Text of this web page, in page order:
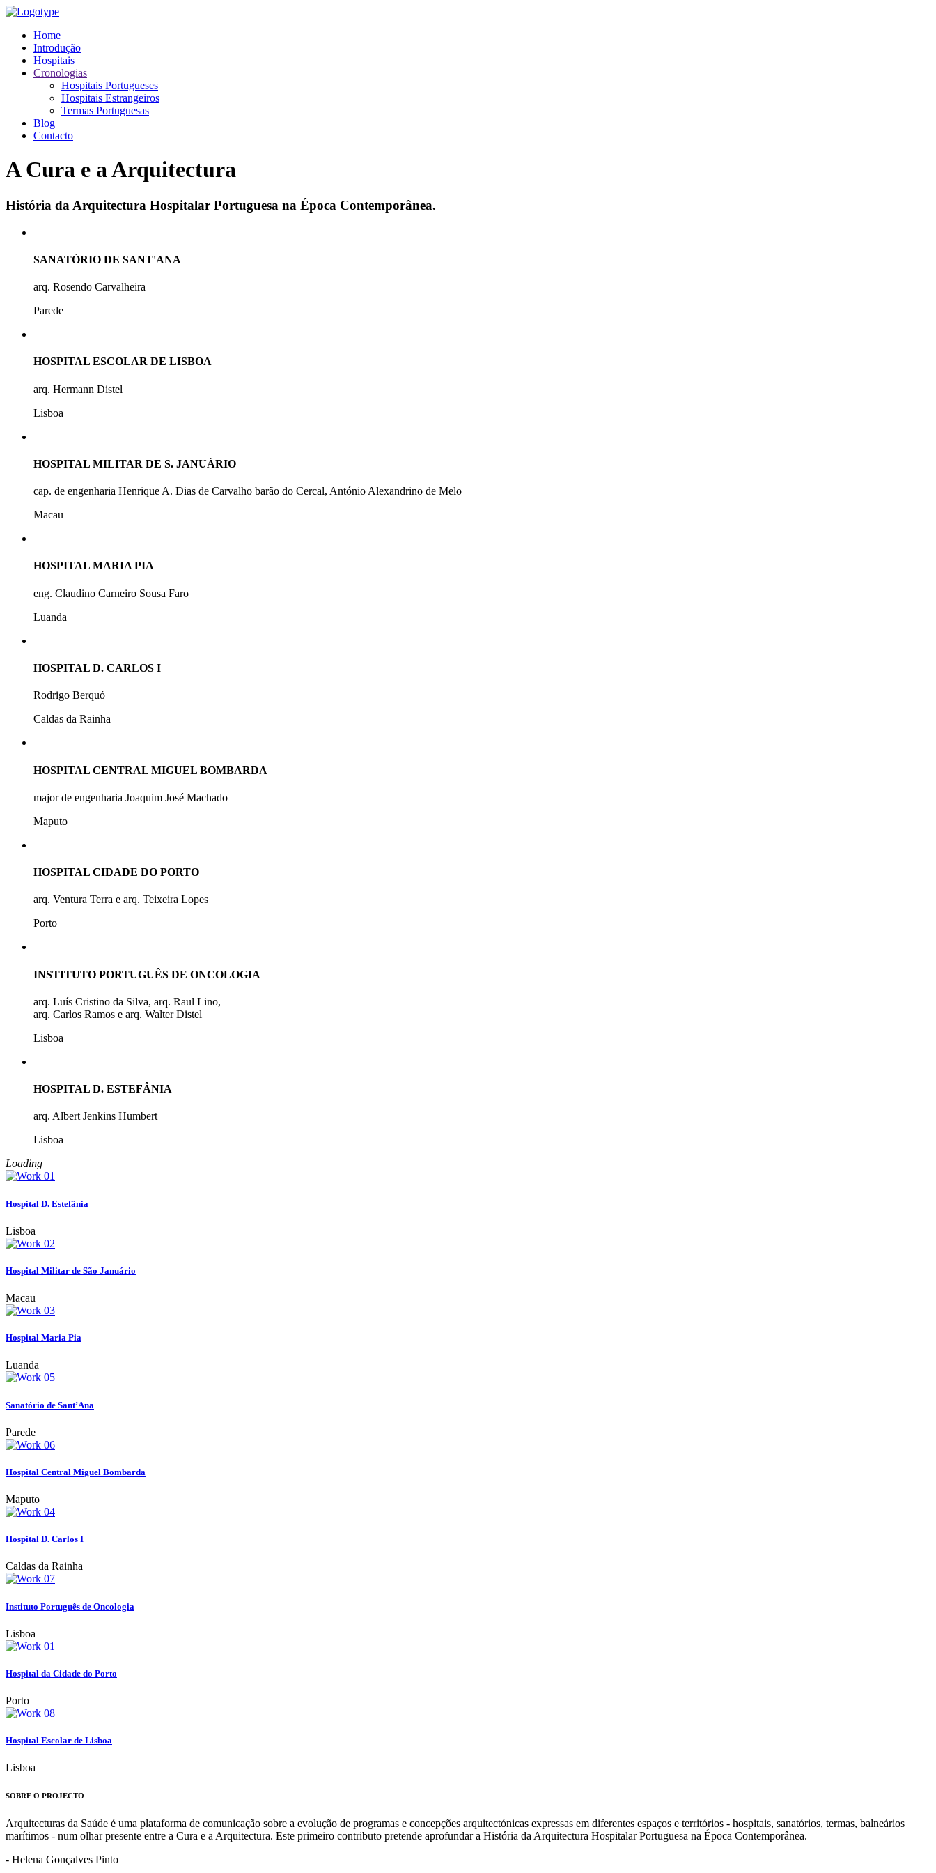
Home
Introdução
Hospitais
Cronologias
Hospitais Portugueses
Hospitais Estrangeiros
Termas Portuguesas
Blog
Contacto
A Cura e a Arquitectura
História da Arquitectura Hospitalar Portuguesa na Época Contemporânea.
SANATÓRIO DE SANT'ANA
arq. Rosendo Carvalheira
Parede
HOSPITAL ESCOLAR DE LISBOA
arq. Hermann Distel
Lisboa
HOSPITAL MILITAR DE S. JANUÁRIO
cap. de engenharia Henrique A. Dias de Carvalho barão do Cercal, António Alexandrino de Melo
Macau
HOSPITAL MARIA PIA
eng. Claudino Carneiro Sousa Faro
Luanda
HOSPITAL D. CARLOS I
Rodrigo Berquó
Caldas da Rainha
HOSPITAL CENTRAL MIGUEL BOMBARDA
major de engenharia Joaquim José Machado
Maputo
HOSPITAL CIDADE DO PORTO
arq. Ventura Terra e arq. Teixeira Lopes
Porto
INSTITUTO PORTUGUÊS DE ONCOLOGIA
arq. Luís Cristino da Silva, arq. Raul Lino,
arq. Carlos Ramos e arq. Walter Distel
Lisboa
HOSPITAL D. ESTEFÂNIA
arq. Albert Jenkins Humbert
Lisboa
Loading
Hospital D. Estefânia
Lisboa
Hospital Militar de São Januário
Macau
Hospital Maria Pia
Luanda
Sanatório de Sant’Ana
Parede
Hospital Central Miguel Bombarda
Maputo
Hospital D. Carlos I
Caldas da Rainha
Instituto Português de Oncologia
Lisboa
Hospital da Cidade do Porto
Porto
Hospital Escolar de Lisboa
Lisboa
SOBRE O PROJECTO
Arquitecturas da Saúde é uma plataforma de comunicação sobre a evolução de programas e concepções arquitectónicas expressas em diferentes espaços e territórios - hospitais, sanatórios, termas, balneários
marítimos - num olhar presente entre a Cura e a Arquitectura. Este primeiro contributo pretende aprofundar a História da Arquitectura Hospitalar Portuguesa na Época Contemporânea.
- Helena Gonçalves Pinto